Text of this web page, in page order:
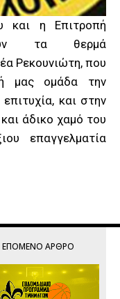
και η Επιτροπή
τα θερμά
Ρεκουνιώτη, που
μας ομάδα την
και στην
άδικο χαμό του
επαγγελματία
ΕΠΌΜΕΝΟ ΆΡΘΡΟ